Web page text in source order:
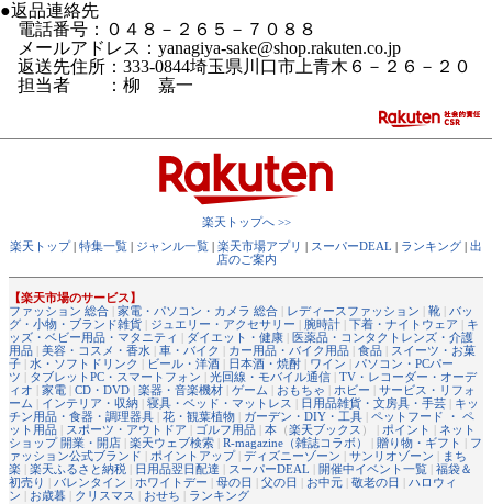
●返品連絡先
電話番号：０４８－２６５－７０８８
メールアドレス：yanagiya-sake@shop.rakuten.co.jp
返送先住所：333-0844埼玉県川口市上青木６－２６－２０
担当者 ：柳 嘉一
楽天トップへ >>
楽天トップ| 特集一覧 | ジャンル一覧 | 楽天市場アプリ | スーパーDEAL | ランキング | 出
店のご案内
【楽天市場のサービス】
ファッション 総合 | 家電・パソコン・カメラ 総合 | レディースファッション | 靴 | バッ
グ・小物・ブランド雑貨 | ジュエリー・アクセサリー | 腕時計 | 下着・ナイトウェア | キ
ッズ・ベビー用品・マタニティ | ダイエット・健康 | 医薬品・コンタクトレンズ・介護
用品 | 美容・コスメ・香水 | 車・バイク | カー用品・バイク用品 | 食品 | スイーツ・お菓
子 | 水・ソフトドリンク | ビール・洋酒 | 日本酒・焼酎 | ワイン | パソコン・PCパー
ツ | タブレットPC・スマートフォン | 光回線・モバイル通信 | TV・レコーダー・オーデ
ィオ | 家電 | CD・DVD | 楽器・音楽機材 | ゲーム | おもちゃ | ホビー | サービス・リフォ
ーム | インテリア・収納 | 寝具・ベッド・マットレス | 日用品雑貨・文房具・手芸 | キッ
チン用品・食器・調理器具 | 花・観葉植物 | ガーデン・DIY・工具 | ペットフード ・ ペ
ット用品 | スポーツ・アウトドア | ゴルフ用品 | 本 （楽天ブックス ） | ポイント | ネット
ショップ 開業・開店 | 楽天ウェブ検索 | R-magazine（雑誌コラボ） | 贈り物・ギフト | フ
ァッション公式ブランド | ポイントアップ| ディズニーゾーン | サンリオゾーン | まち
楽 | 楽天ふるさと納税 | 日用品翌日配達 | スーパーDEAL | 開催中イベント一覧 | 福袋＆
初売り | バレンタイン | ホワイトデー | 母の日 | 父の日 | お中元 | 敬老の日 | ハロウィ
ン | お歳暮 | クリスマス | おせち | ランキング